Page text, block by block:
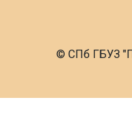
© СПб ГБУЗ